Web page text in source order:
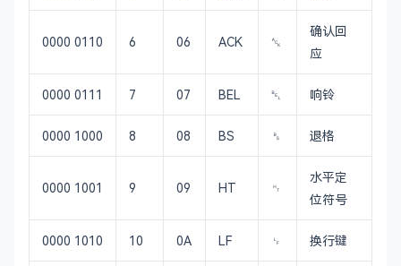
0000 0110 6 06 ACK ␆
确认回
应
0000 0111 7 07 BEL ␇ 响铃
0000 1000 8 08 BS ␈ 退格
0000 1001 9 09 HT ␉
水平定
位符号
0000 1010 10 0A LF ␊ 换行键